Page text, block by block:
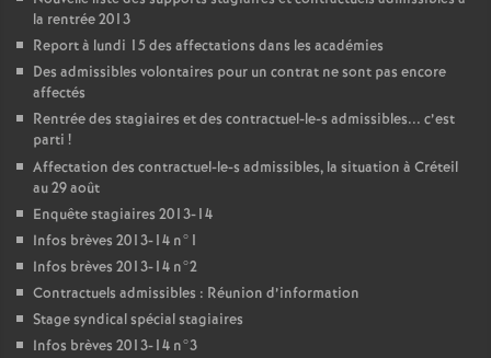
la rentrée 2013
Report à lundi 15 des affectations dans les académies
Des admissibles volontaires pour un contrat ne sont pas encore
affectés
Rentrée des stagiaires et des contractuel-le-s admissibles... c’est
parti !
Affectation des contractuel-le-s admissibles, la situation à Créteil
au 29 août
Enquête stagiaires 2013-14
Infos brèves 2013-14 n°1
Infos brèves 2013-14 n°2
Contractuels admissibles : Réunion d’information
Stage syndical spécial stagiaires
Infos brèves 2013-14 n°3